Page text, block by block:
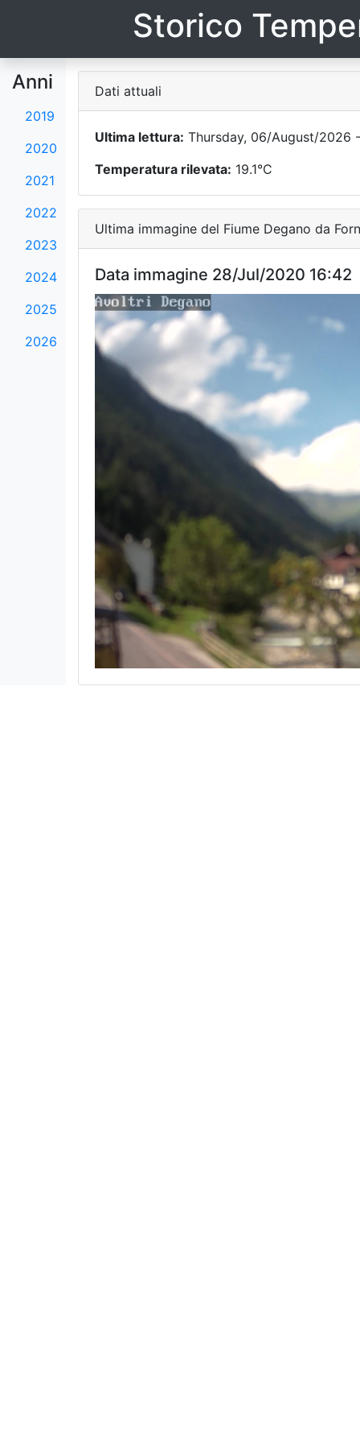
Storico
Anni
2019
2020
2021
2022
2023
2024
2025
2026
Dati attuali
Ultima lettura: Thursday, 06/August/2026
Temperatura rilevata: 19.1°C
Ultima immagine del Fiume Degano da
Data immagine 28/Jul/2020 16:42